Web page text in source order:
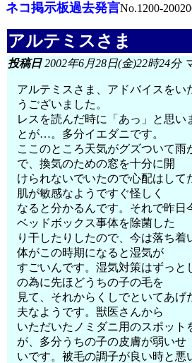
ネコ掲示板過去発言No.1200-
アルテミスさま
投稿日2002年6月28日(金)22時24分
アルテミスさま、アドバイスをい
うございました。
レスを読んだ時に「あっ」と思い
とが…。多分イエダニです。
ここのところ天気がグズついて雨
で、換気のための窓を十分に開
けられないでいたので心配はして
肌が敏感なようですぐ怪しく
なると分かるんです。それで昨日
ベッドボックス事体を除菌した
り干したりしたので、今は落ち着
体がこの時期になると湿気が
すごいんです。湿気対策はずっと
の為に先ほどうちの子の毛を
見て、それからくしでといてあげ
夫なようです。獣医さんから
いただいたノミダニ用のスポット
が、多分うちの子の皮膚が弱いせ
いです。被毛の調子が良い時と悪